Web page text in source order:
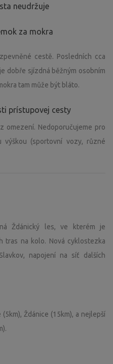
v okolí (doporučujeme
v rezervaci hnízdí vlhy
Rádi vás na Šévách
pět kilometrů, autem asi
Bučovic (zámek) či
pro cyklisty a vybízí k
neudržuje
za mokra
cestě. Posledních cca
dobře sjízdná běžným osobním
tam může být bláto.
prístupovej cesty
omezení. Nedoporučujeme pro
výškou (sportovní vozy, různé
Ždánický les, ve kterém je
tras na kolo. Nová cyklostezka
napojení na síť dalších
Ždánice (15km), a nejlepší